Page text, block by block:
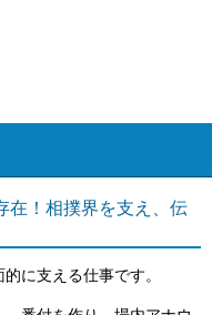
在！相撲界を支え、伝
に支える仕事です。